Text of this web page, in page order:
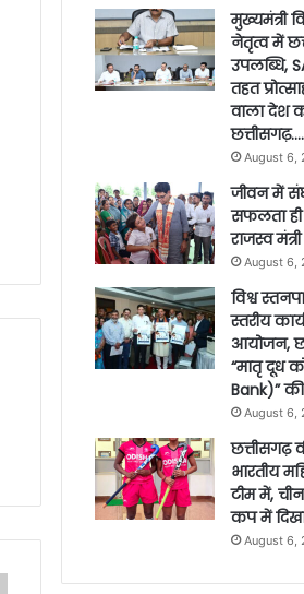
मुख्यमंत्री
नेतृत्व में
उपलब्धि,
तहत
वाला देश
छत्तीसगढ़….
August 6,
जीवन में
सफलता ही
राजस्व
August 6,
विश्व
स्तरीय
आयोजन,
“मातृ दूध
Bank)”
August 6,
छत्तीसगढ़
भारतीय
टीम में,
कप में
August 6,